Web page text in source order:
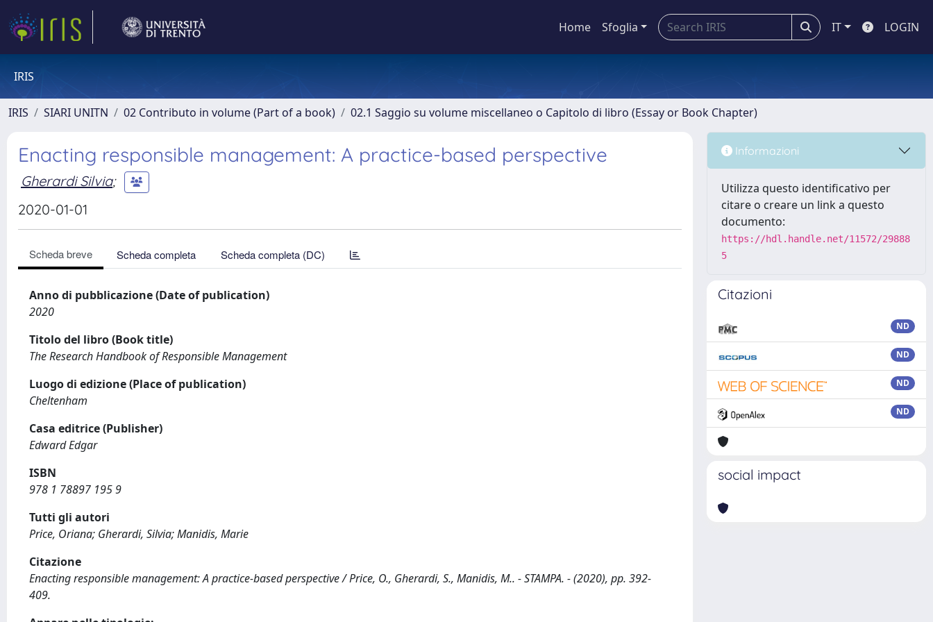
Home Sfoglia IT LOGIN
IRIS
IRIS SIARI UNITN 02 Contributo in volume (Part of a book) 02.1 Saggio su volume miscellaneo o Capitolo di libro (Essay or Book Chapter)
Enacting responsible management: A practice-based perspective
Gherardi Silvia;
2020-01-01
Scheda breve Scheda completa Scheda completa (DC)
Anno di pubblicazione (Date of publication)
2020
Titolo del libro (Book title)
The Research Handbook of Responsible Management
Luogo di edizione (Place of publication)
Cheltenham
Casa editrice (Publisher)
Edward Edgar
ISBN
978 1 78897 195 9
Tutti gli autori
Price, Oriana; Gherardi, Silvia; Manidis, Marie
Citazione
Enacting responsible management: A practice-based perspective / Price, O., Gherardi, S., Manidis, M.. - STAMPA. - (2020), pp. 392-
409.
Informazioni
Utilizza questo identificativo per
citare o creare un link a questo
documento:
https://hdl.handle.net/11572/29888
5
Citazioni
ND
ND
ND
ND
social impact